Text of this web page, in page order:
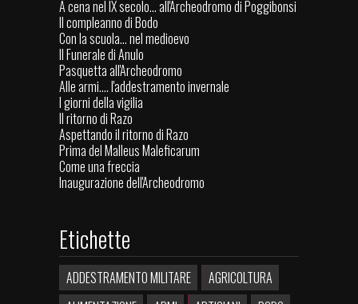
A cena nel IX secolo... all'Archeodromo di Poggibonsi
Il compleanno di Bodo
Con la scuola… nel medioevo
Il Funerale di Anulo
Pasquetta all'Archeodromo
Alle armi.... l'addestramento invernale
I giorni della vigilia
Il ritorno di Razo
Aspettando il ritorno di Razo
Prima del Malleus Maleficarum
Come una freccia
Inaugurazione dell'Archeodromo
Etichette
ADDESTRAMENTO MILITARE
AGRICOLTURA